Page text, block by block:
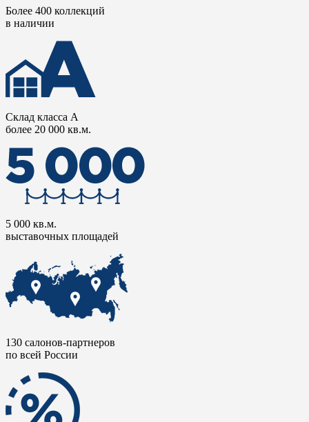
Более 400 коллекций
в наличии
Склад класса А
более 20 000 кв.м.
5 000 кв.м.
выставочных площадей
130 салонов-партнеров
по всей России